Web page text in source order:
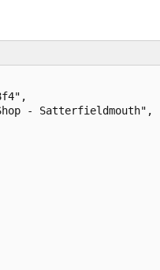
- Satterfieldmouth",